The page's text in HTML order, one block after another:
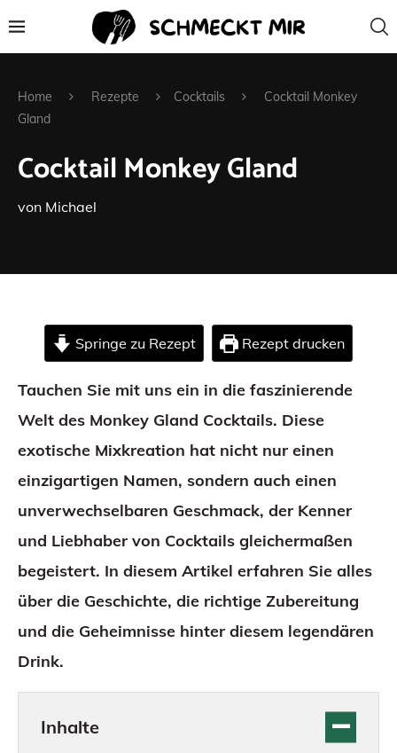
Home Rezepte Cocktails
Cocktail Monkey
Gland
Cocktail Monkey Gland
von Michael
Springe zu Rezept Rezept drucken
Tauchen Sie mit uns ein in die faszinierende
Welt des Monkey Gland Cocktails. Diese
exotische Mixkreation hat nicht nur einen
einzigartigen Namen, sondern auch einen
unverwechselbaren Geschmack, der Kenner
und Liebhaber von Cocktails gleichermaßen
begeistert. In diesem Artikel erfahren Sie alles
über die Geschichte, die richtige Zubereitung
und die Geheimnisse hinter diesem legendären
Drink.
Inhalte